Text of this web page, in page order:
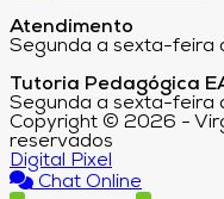
Atendimento
Segunda a sexta-feira
Tutoria Pedagógica
Segunda a sexta-feira
Copyright © 2026 -
reservados
Digital Pixel
Chat Online